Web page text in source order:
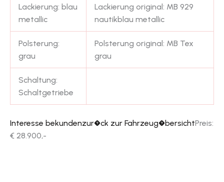
Lackierung: blau
metallic
Lackierung original: MB 929
nautikblau metallic
Polsterung:
grau
Polsterung original: MB Tex
grau
Schaltung:
Schaltgetriebe
Interesse bekundenzur�ck zur Fahrzeug�bersichtPreis:
€ 28.900,-